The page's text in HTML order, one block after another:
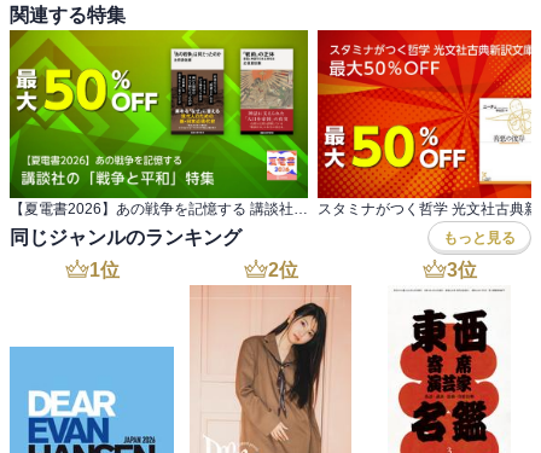
関連する特集
【夏電書2026】あの戦争を記憶する 講談社の「戦争と平和」特集
同じジャンルのランキング もっと見る
1位 2位 3位